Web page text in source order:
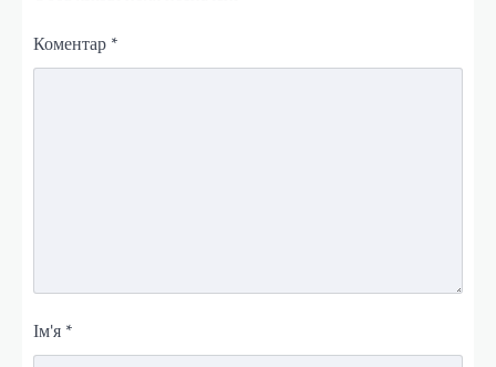
Коментар *
Ім'я *